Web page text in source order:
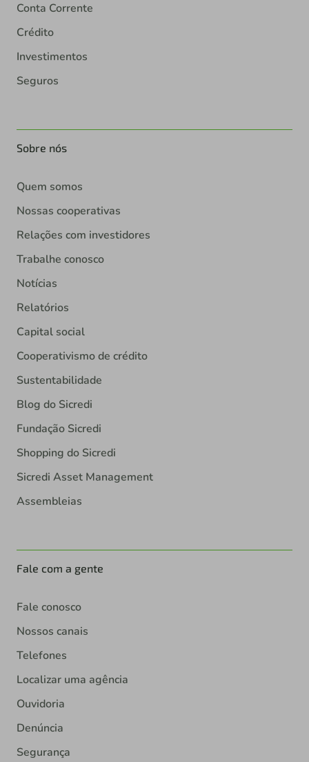
Conta Corrente
Crédito
Investimentos
Seguros
Sobre nós
Quem somos
Nossas cooperativas
Relações com investidores
Trabalhe conosco
Notícias
Relatórios
Capital social
Cooperativismo de crédito
Sustentabilidade
Blog do Sicredi
Fundação Sicredi
Shopping do Sicredi
Sicredi Asset Management
Assembleias
Fale com a gente
Fale conosco
Nossos canais
Telefones
Localizar uma agência
Ouvidoria
Denúncia
Segurança